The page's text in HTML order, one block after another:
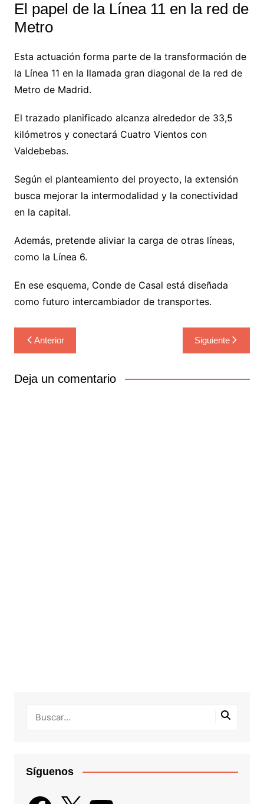
El papel de la Línea 11 en la red de
Metro
Esta actuación forma parte de la transformación de
la Línea 11 en la llamada gran diagonal de la red de
Metro de Madrid.
El trazado planificado alcanza alrededor de 33,5
kilómetros y conectará Cuatro Vientos con
Valdebebas.
Según el planteamiento del proyecto, la extensión
busca mejorar la intermodalidad y la conectividad
en la capital.
Además, pretende aliviar la carga de otras líneas,
como la Línea 6.
En ese esquema, Conde de Casal está diseñada
como futuro intercambiador de transportes.
Navegación
de
entradas
Anterior Siguiente
Deja un comentario
Síguenos
Facebook
X YouTube